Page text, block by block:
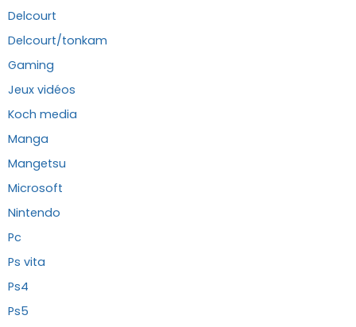
Delcourt
Delcourt/tonkam
Gaming
Jeux vidéos
Koch media
Manga
Mangetsu
Microsoft
Nintendo
Pc
Ps vita
Ps4
Ps5